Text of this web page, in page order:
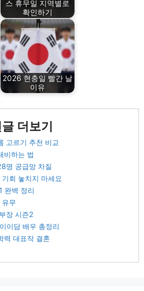
스 휴무일 지역별로
확인하기
2026 현충일 빨간 날
이유
더보기
고르기 추천 비교
비하는 법
명 공급망 차질
회 놓치지 마세요
완벽 정리
유무
장 시즌2
이담 배우 총정리
력 대표작 결혼